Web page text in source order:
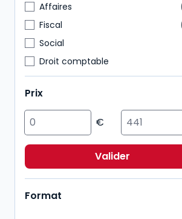
Affaires
Fiscal
Social
Droit comptable
Patrimoine
Immobilier
Association
Multimatières
Prix
Valider
Format